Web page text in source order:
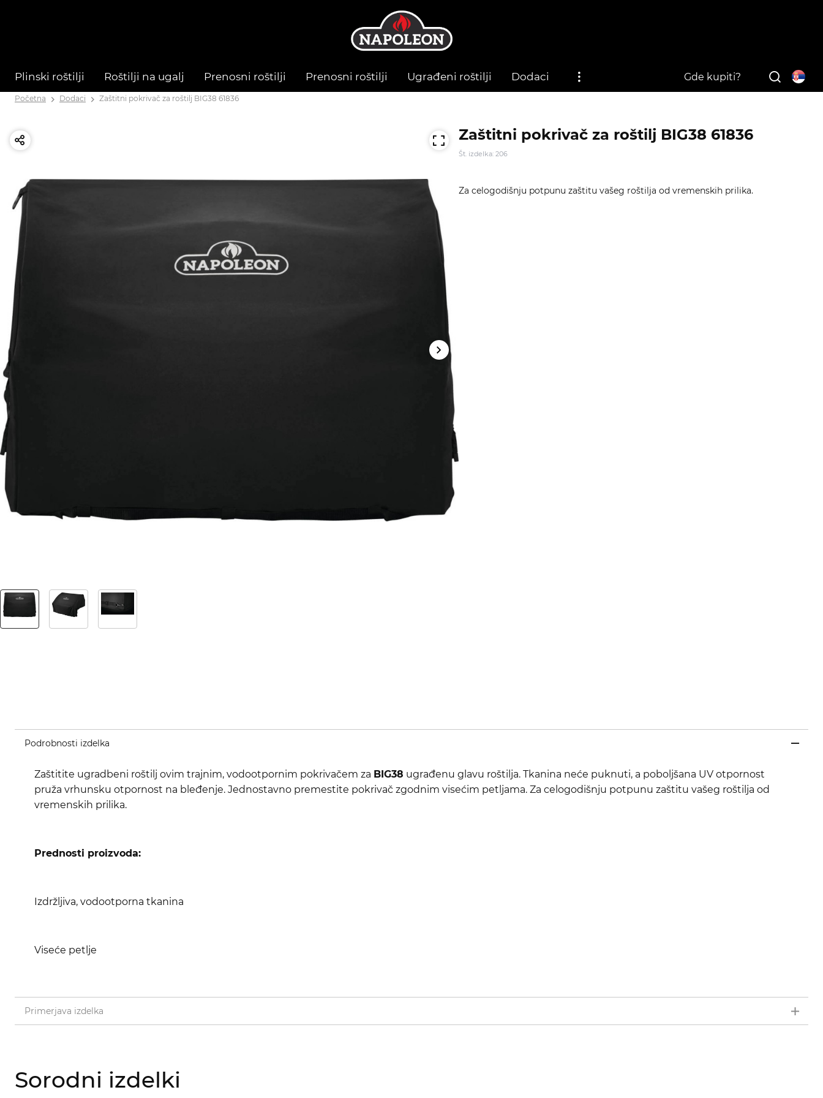
Plinski roštilji Roštilji na ugalj Prenosni roštilji Prenosni roštilji Ugrađeni roštilji Dodaci Gde kupiti?
Početna Dodaci Zaštitni pokrivač za roštilj BIG38 61836
Zaštitni pokrivač za roštilj BIG38 61836
Št. izdelka: 206
Za celogodišnju potpunu zaštitu vašeg roštilja od vremenskih prilika.
Podrobnosti izdelka
Zaštitite ugradbeni roštilj ovim trajnim, vodootpornim pokrivačem za BIG38 ugrađenu glavu roštilja. Tkanina neće puknuti, a poboljšana UV otpornost
pruža vrhunsku otpornost na bleđenje. Jednostavno premestite pokrivač zgodnim visećim petljama. Za celogodišnju potpunu zaštitu vašeg roštilja od
vremenskih prilika.
Prednosti proizvoda:
Izdržljiva, vodootporna tkanina
Viseće petlje
Primerjava izdelka
Sorodni izdelki